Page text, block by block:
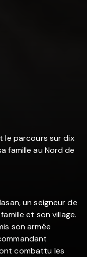
le parcours sur dix
famille au Nord de
un seigneur de
et son village.
son armée
combattu les